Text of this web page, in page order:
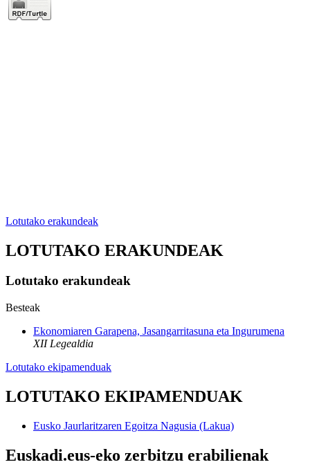
Lotutako erakundeak
LOTUTAKO ERAKUNDEAK
Lotutako erakundeak
Besteak
Ekonomiaren Garapena, Jasangarritasuna eta Ingurumena
XII Legealdia
Lotutako ekipamenduak
LOTUTAKO EKIPAMENDUAK
Eusko Jaurlaritzaren Egoitza Nagusia (Lakua)
Euskadi.eus-eko zerbitzu erabilienak